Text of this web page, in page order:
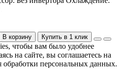
В корзину Купить в 1 клик
чтобы вам было удобнее
на сайте, вы соглашаетесь на
обработки персональных данных.